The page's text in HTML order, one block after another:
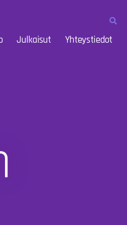
Julkaisut Yhteystiedot